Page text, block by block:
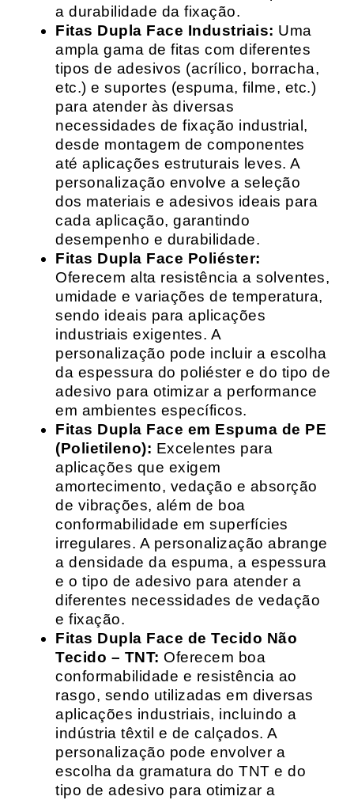
a durabilidade da fixação.
Fitas Dupla Face Industriais: Uma
ampla gama de fitas com diferentes
tipos de adesivos (acrílico, borracha,
etc.) e suportes (espuma, filme, etc.)
para atender às diversas
necessidades de fixação industrial,
desde montagem de componentes
até aplicações estruturais leves. A
personalização envolve a seleção
dos materiais e adesivos ideais para
cada aplicação, garantindo
desempenho e durabilidade.
Fitas Dupla Face Poliéster:
Oferecem alta resistência a solventes,
umidade e variações de temperatura,
sendo ideais para aplicações
industriais exigentes. A
personalização pode incluir a escolha
da espessura do poliéster e do tipo de
adesivo para otimizar a performance
em ambientes específicos.
Fitas Dupla Face em Espuma de PE
(Polietileno): Excelentes para
aplicações que exigem
amortecimento, vedação e absorção
de vibrações, além de boa
conformabilidade em superfícies
irregulares. A personalização abrange
a densidade da espuma, a espessura
e o tipo de adesivo para atender a
diferentes necessidades de vedação
e fixação.
Fitas Dupla Face de Tecido Não
Tecido – TNT: Oferecem boa
conformabilidade e resistência ao
rasgo, sendo utilizadas em diversas
aplicações industriais, incluindo a
indústria têxtil e de calçados. A
personalização pode envolver a
escolha da gramatura do TNT e do
tipo de adesivo para otimizar a